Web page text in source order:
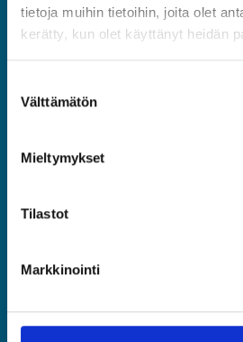
tietoja muihin tietoihin, joita olet
kerätty, kun olet käyttänyt heidän
valinta
Välttämätön
Mieltymykset
Tilastot
Markkinointi
ASIA
Asiantuntijat ja Esihenkilöt ASIA ry
(09) 2510 1310
Jäsenyys